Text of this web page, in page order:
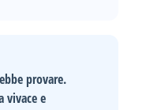
provare.
vivace e